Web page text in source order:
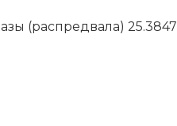
(распредвала) 25.3847